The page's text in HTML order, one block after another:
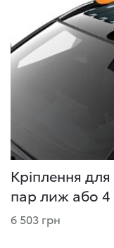
Кріплення
пар лиж або 4
6 503 грн